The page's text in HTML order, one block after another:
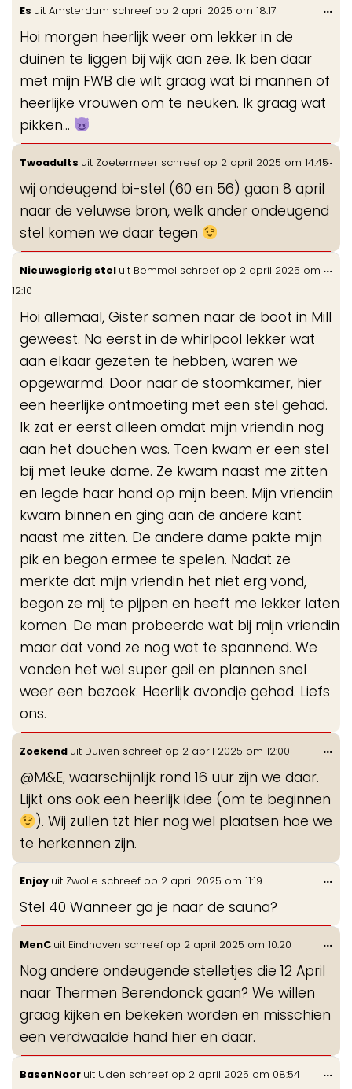
Es uit Amsterdam schreef op 2 april 2025 om 18:17
Hoi morgen heerlijk weer om lekker in de
duinen te liggen bij wijk aan zee. Ik ben daar
met mijn FWB die wilt graag wat bi mannen of
heerlijke vrouwen om te neuken. Ik graag wat
pikken…
...
Twoadults uit Zoetermeer schreef op 2 april 2025 om 14:45
wij ondeugend bi-stel (60 en 56) gaan 8 april
naar de veluwse bron, welk ander ondeugend
stel komen we daar tegen
...
Nieuwsgierig stel uit Bemmel schreef op 2 april 2025 om
12:10
Hoi allemaal, Gister samen naar de boot in Mill
geweest. Na eerst in de whirlpool lekker wat
aan elkaar gezeten te hebben, waren we
opgewarmd. Door naar de stoomkamer, hier
een heerlijke ontmoeting met een stel gehad.
Ik zat er eerst alleen omdat mijn vriendin nog
aan het douchen was. Toen kwam er een stel
bij met leuke dame. Ze kwam naast me zitten
en legde haar hand op mijn been. Mijn vriendin
kwam binnen en ging aan de andere kant
naast me zitten. De andere dame pakte mijn
pik en begon ermee te spelen. Nadat ze
merkte dat mijn vriendin het niet erg vond,
begon ze mij te pijpen en heeft me lekker laten
komen. De man probeerde wat bij mijn vriendin
maar dat vond ze nog wat te spannend. We
vonden het wel super geil en plannen snel
weer een bezoek. Heerlijk avondje gehad. Liefs
ons.
...
Zoekend uit Duiven schreef op 2 april 2025 om 12:00
@M&E, waarschijnlijk rond 16 uur zijn we daar.
Lijkt ons ook een heerlijk idee (om te beginnen
). Wij zullen tzt hier nog wel plaatsen hoe we
te herkennen zijn.
...
Enjoy uit Zwolle schreef op 2 april 2025 om 11:19
Stel 40 Wanneer ga je naar de sauna?
...
MenC uit Eindhoven schreef op 2 april 2025 om 10:20
Nog andere ondeugende stelletjes die 12 April
naar Thermen Berendonck gaan? We willen
graag kijken en bekeken worden en misschien
een verdwaalde hand hier en daar.
...
BasenNoor uit Uden schreef op 2 april 2025 om 08:54 ...